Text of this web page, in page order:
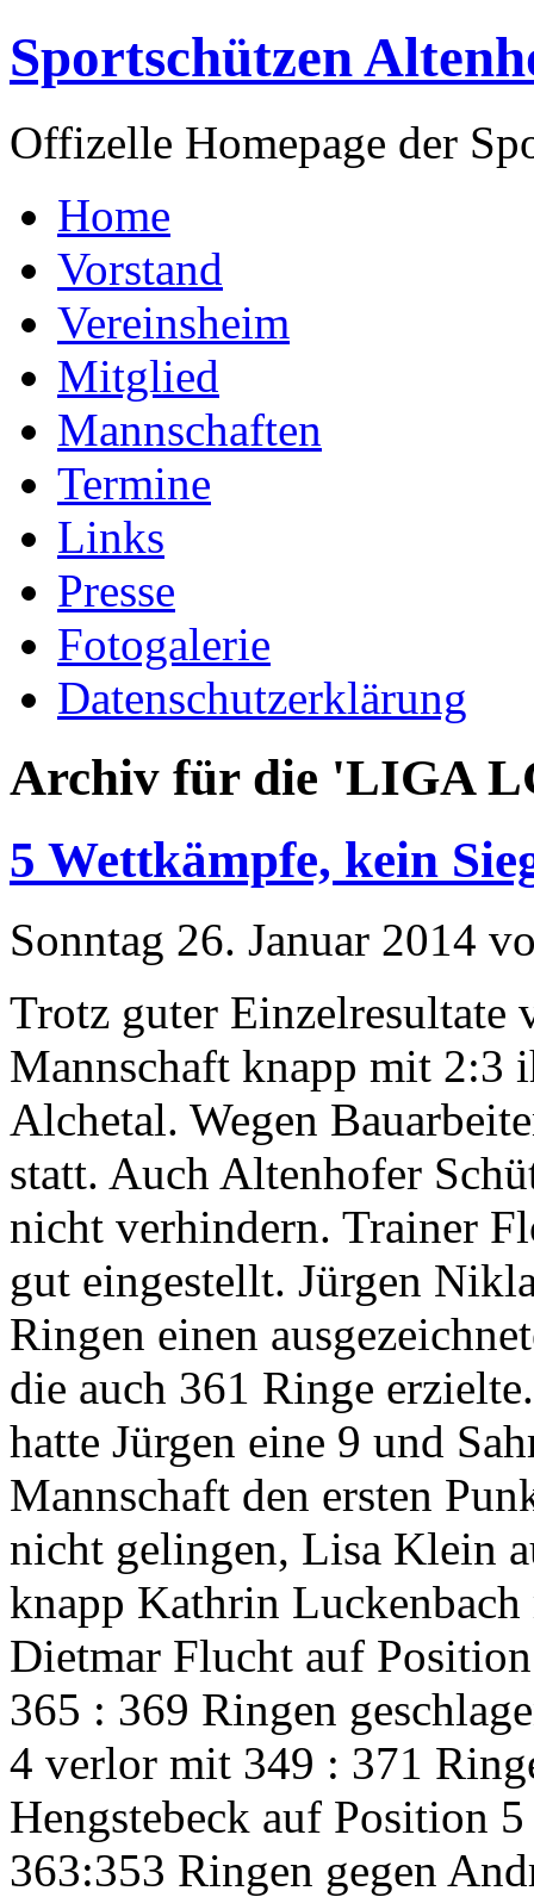
Sportschützen
Offizelle Homepage der
Home
Vorstand
Vereinsheim
Mitglied
Mannschaften
Termine
Links
Presse
Fotogalerie
Datenschutzerklärung
Archiv für die 'LIGA
5 Wettkämpfe, kein
Sonntag 26. Januar 2014
Trotz guter
Mannschaft knapp mit 2:3
Alchetal. Wegen
statt. Auch Altenhofer
nicht verhindern. Trainer
gut eingestellt. Jürgen
Ringen einen
die auch 361 Ringe
hatte Jürgen eine 9 und
Mannschaft den ersten
nicht gelingen, Lisa Klein
knapp Kathrin
Dietmar Flucht auf
365 : 369 Ringen
4 verlor mit 349 : 371
Hengstebeck auf Position
363:353 Ringen gegen